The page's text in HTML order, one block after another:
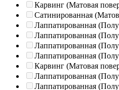
Карвинг (Матовая
Сатинированная
Лаппатированная
Лаппатированная
Лаппатированная
Лаппатированная
Карвинг (Матовая
Лаппатированная
Лаппатированная